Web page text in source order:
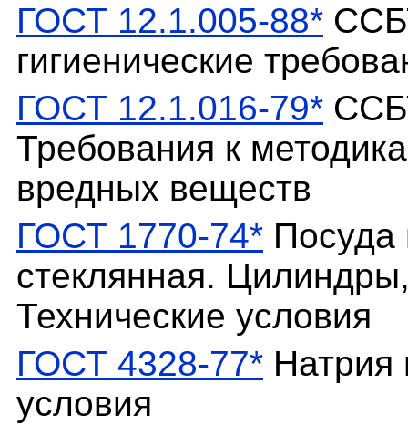
ГОСТ 12.1.005-88*
гигиенические
ГОСТ 12.1.016-79*
Требования к
вредных веществ
ГОСТ 1770-74* Посуда
стеклянная.
Технические условия
ГОСТ 4328-77* Натрия
условия